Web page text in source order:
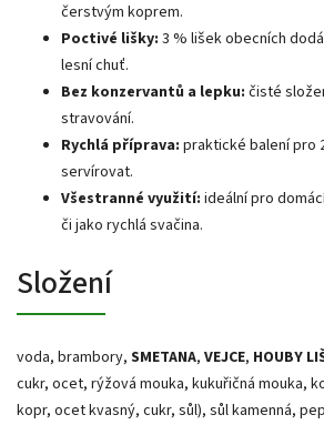
čerstvým koprem.
Poctivé lišky: 3 % lišek obecních
lesní chuť.
Bez konzervantů a lepku: čisté
stravování.
Rychlá příprava: praktické balení pro
servírovat.
Všestranné využití: ideální pro
či jako rychlá svačina.
Složení
voda, brambory, SMETANA, VEJCE, HOUBY
cukr, ocet, rýžová mouka, kukuřičná mouka,
kopr, ocet kvasný, cukr, sůl), sůl kamenná,